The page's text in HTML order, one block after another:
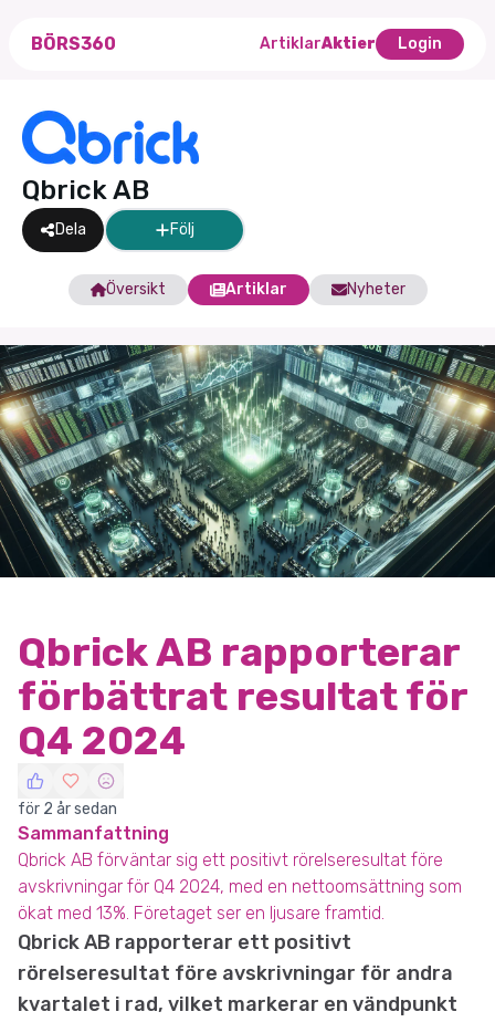
BÖRS360 ArtiklarAktier Login
Qbrick AB
Dela Följ
Översikt Artiklar Nyheter
Qbrick AB rapporterar
förbättrat resultat för
Q4 2024
för 2 år sedan
Sammanfattning
Qbrick AB förväntar sig ett positivt rörelseresultat före
avskrivningar för Q4 2024, med en nettoomsättning som
ökat med 13%. Företaget ser en ljusare framtid.
Qbrick AB rapporterar ett positivt
rörelseresultat före avskrivningar för andra
kvartalet i rad, vilket markerar en vändpunkt